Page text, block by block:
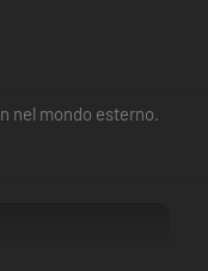
nel mondo esterno.